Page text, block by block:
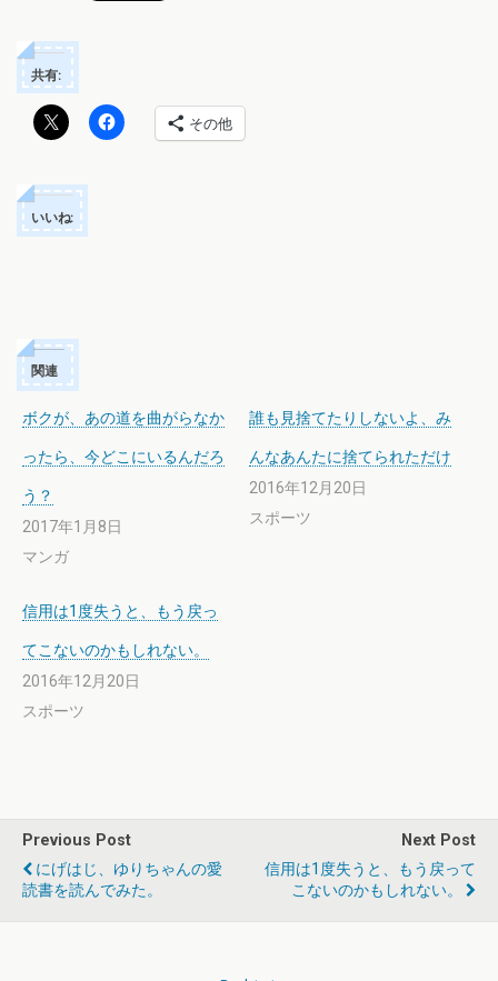
共有:
その他
いいね:
関連
ボクが、あの道を曲がらなか
ったら、今どこにいるんだろ
う？
2017年1月8日
マンガ
誰も見捨てたりしないよ、み
んなあんたに捨てられただけ
2016年12月20日
スポーツ
信用は1度失うと、もう戻っ
てこないのかもしれない。
2016年12月20日
スポーツ
Previous Post
にげはじ、ゆりちゃんの愛
読書を読んでみた。
Next Post
信用は1度失うと、もう戻って
こないのかもしれない。